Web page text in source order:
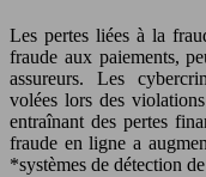
Les pertes liées à la fraude, telles que la fraude à l’assurance et la
fraude aux paiements,
assureurs. Les
volées lors des
entraînant des pertes
fraude en ligne a
*systèmes de détection